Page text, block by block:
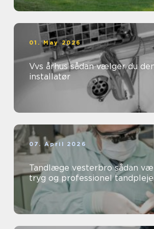
01. May 2026
Vvs århus sådan vælger du den rette
installatør
07. April 2026
Tandlæge vesterbro sådan vælger du
tryg og professionel tandpleje